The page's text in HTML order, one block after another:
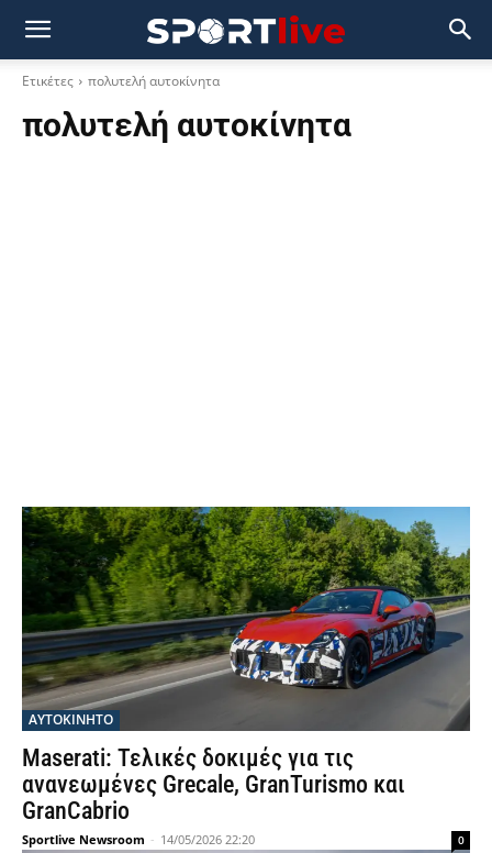
Ετικέτες πολυτελή αυτοκίνητα
πολυτελή αυτοκίνητα
ΑΥΤΟΚΙΝΗΤΟ
Maserati: Τελικές δοκιμές για τις
ανανεωμένες Grecale, GranTurismo και
GranCabrio
Sportlive Newsroom - 14/05/2026 22:20 0